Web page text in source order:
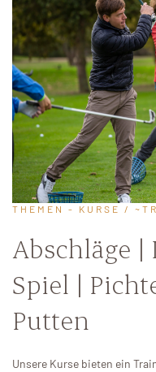
THEMEN - KURSE /
Abschläge |
Spiel |
Putten
Unsere Kurse bieten ein